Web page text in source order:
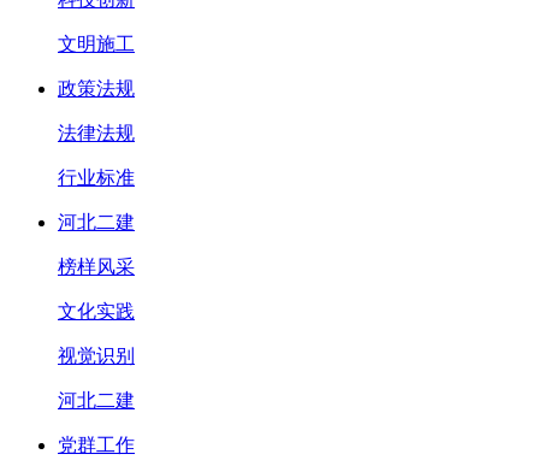
文明施工
政策法规
法律法规
行业标准
河北二建
榜样风采
文化实践
视觉识别
河北二建
党群工作